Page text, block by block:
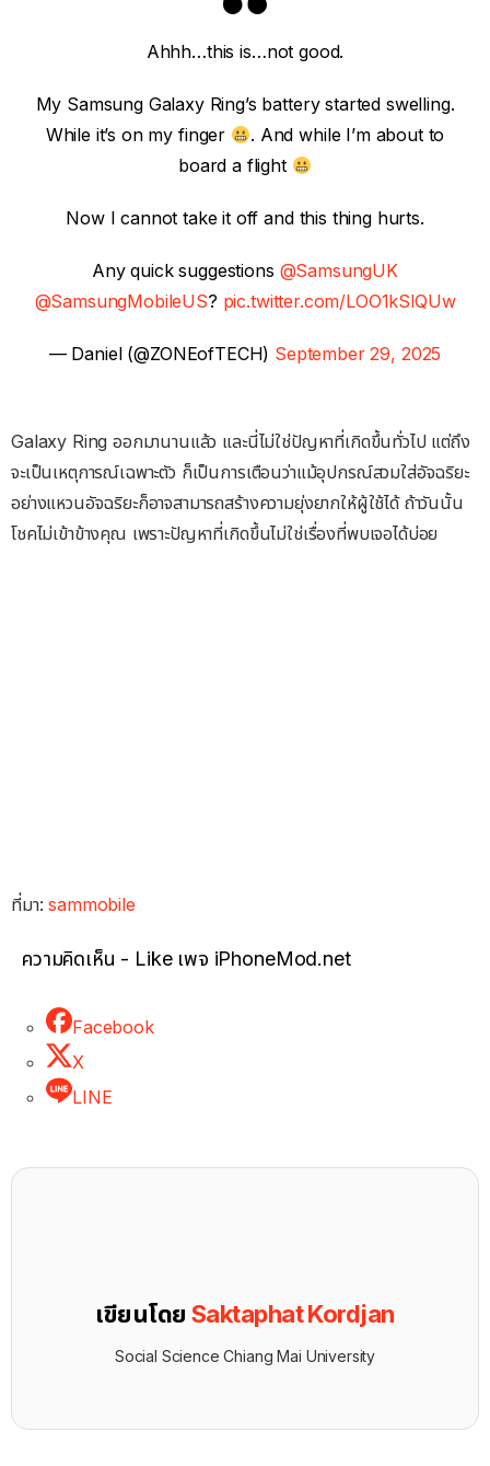
Ahhh…this is…not good.
My Samsung Galaxy Ring’s battery started swelling.
While it’s on my finger
. And while I’m about to
board a flight
Now I cannot take it off and this thing hurts.
Any quick suggestions @SamsungUK
@SamsungMobileUS? pic.twitter.com/LOO1kSlQUw
— Daniel (@ZONEofTECH) September 29, 2025
Galaxy Ring ออกมานานแล้ว และนี่ไม่ใช่ปัญหาที่เกิดขึ้นทั่วไป แต่ถึง
จะเป็นเหตุการณ์เฉพาะตัว ก็เป็นการเตือนว่าแม้อุปกรณ์สวมใส่อัจฉริยะ
อย่างแหวนอัจฉริยะก็อาจสามารถสร้างความยุ่งยากให้ผู้ใช้ได้ ถ้าวันนั้น
โชคไม่เข้าข้างคุณ เพราะปัญหาที่เกิดขึ้นไม่ใช่เรื่องที่พบเจอได้บ่อย
ที่มา:sammobile
ความคิดเห็น - Like เพจ iPhoneMod.net
Facebook
X
LINE
เขียนโดย Saktaphat Kordjan
Social Science Chiang Mai University